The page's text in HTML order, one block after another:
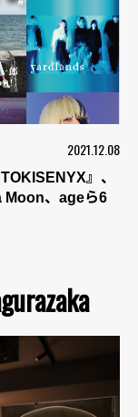
2021.12.08
』、
Moon、ageら6